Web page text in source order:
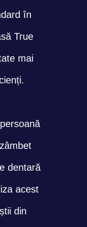
în
True
mai
dentară
acest
din